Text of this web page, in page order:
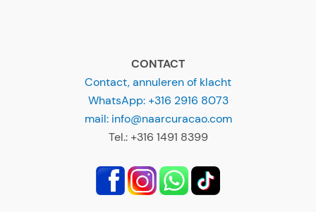
CONTACT
Contact, annuleren of klacht
WhatsApp: +316 2916 8073
mail: info@naarcuracao.com
Tel.: +316 1491 8399